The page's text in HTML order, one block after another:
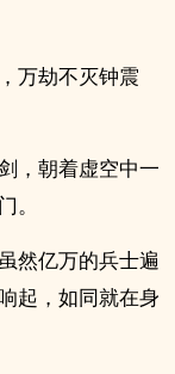
万劫不灭钟震
，朝着虚空中一
。
然亿万的兵士遍
起，如同就在身